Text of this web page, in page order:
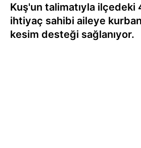
Kuş'un talimatıyla
ihtiyaç sahibi aileye
kesim desteği sağlanıyor.